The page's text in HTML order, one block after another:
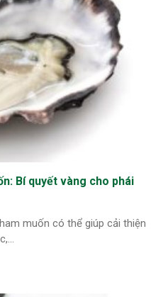
Bí quyết vàng cho phái
muốn có thể giúp cải thiện